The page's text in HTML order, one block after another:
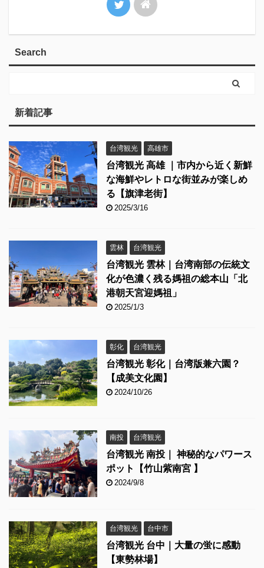
Search
新着記事
台湾観光 高雄市
台湾観光 高雄 ｜市内から近く新鮮
な海鮮やレトロな街並みが楽しめ
る【旗津老街】
2025/3/16
雲林 台湾観光
台湾観光 雲林｜台湾南部の伝統文
化が色濃く残る媽祖の総本山「北
港朝天宮迎媽祖」
2025/1/3
彰化 台湾観光
台湾観光 彰化｜台湾版兼六園？
【成美文化園】
2024/10/26
南投 台湾観光
台湾観光 南投｜ 神秘的なパワース
ポット【竹山紫南宮 】
2024/9/8
台湾観光 台中市
台湾観光 台中｜大量の蛍に感動
【東勢林場】